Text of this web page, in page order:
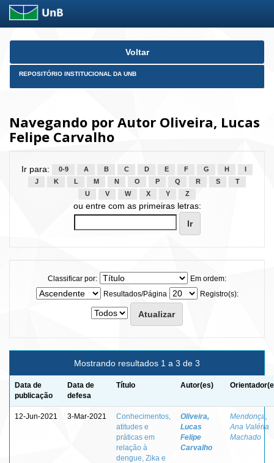
Skip
Voltar
REPOSITÓRIO INSTITUCIONAL DA UNB
Navegando por Autor Oliveira, Lucas
Felipe Carvalho
Ir para: 0-9 A B C D E F G H
J
K L M N O P Q R S
T
U
V W X Y Z
ou entre com as primeiras letras:
Classificar por:
Em ordem:
Resultados/Página
Registro(s):
Mostrando resultados 1 a 3 de 3
Data de
publicação
Data de
defesa
Título Autor(es)
12-Jun-2021 3-Mar-2021
Conhecimentos,
atitudes e
práticas em
relação à
dengue, Zika e
Oliveira,
Lucas
Felipe
Carvalho
Mendonça,
Ana Valéria
Machado